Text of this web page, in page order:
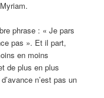
phrase : « Je pars
pas ». Et il part,
en moins
de plus en plus
n’est pas un